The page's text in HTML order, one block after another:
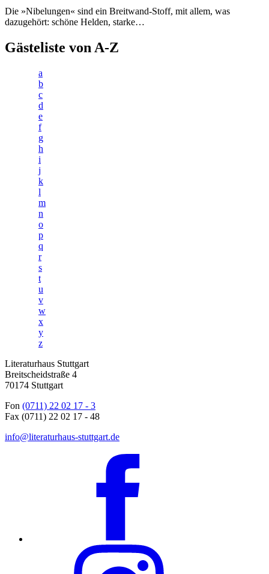
Die »Nibelungen« sind ein Breitwand-Stoff, mit allem, was
dazugehört: schöne Helden, starke…
Gästeliste von A-Z
a
b
c
d
e
f
g
h
i
j
k
l
m
n
o
p
q
r
s
t
u
v
w
x
y
z
Literaturhaus Stuttgart
Breitscheidstraße 4
70174 Stuttgart
Fon (0711) 22 02 17 - 3
Fax (0711) 22 02 17 - 48
info@literaturhaus-stuttgart.de